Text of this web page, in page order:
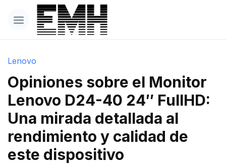
Lenovo
Opiniones sobre el Monitor
Lenovo D24-40 24″ FullHD:
Una mirada detallada al
rendimiento y calidad de
este dispositivo